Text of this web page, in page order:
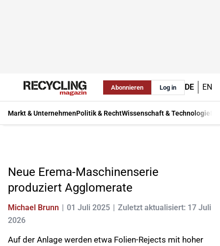
Abonnieren Log in DE EN
Markt & UnternehmenPolitik & RechtWissenschaft & Technologie
Neue Erema-Maschinenserie
produziert Agglomerate
Michael Brunn 01 Juli 2025
Zuletzt aktualisiert: 17 Juli
2026
Auf der Anlage werden etwa Folien-Rejects mit hoher